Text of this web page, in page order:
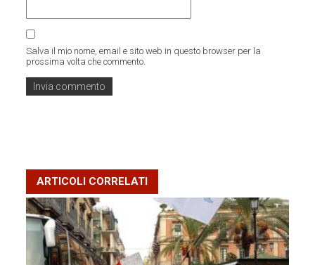
Salva il mio nome, email e sito web in questo browser per la
prossima volta che commento.
ARTICOLI CORRELATI